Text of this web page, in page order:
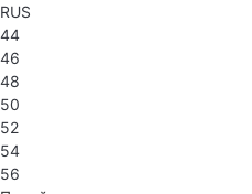
RUS
44
46
48
50
52
54
56